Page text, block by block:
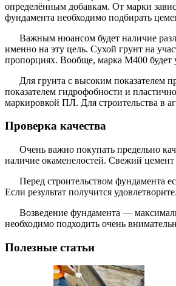
определённым добавкам. От марки
фундамента необходимо подбирать
Важным нюансом будет наличие
именно на эту цель. Сухой грунт на
пропорциях. Вообще, марка М400 будет
Для грунта с высоким показателем
показателем гидрофобности и
маркировкой ПЛ. Для строительства в
Проверка качества
Очень важно покупать предельно
наличие окаменелостей. Свежий
Перед строительством фундамента
Если результат получится
Возведение фундамента —
необходимо подходить очень
Полезные статьи